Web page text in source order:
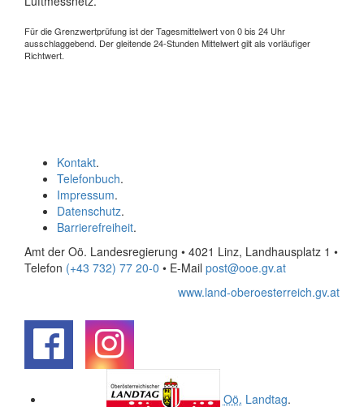
Für die Grenzwertprüfung ist der Tagesmittelwert von 0 bis 24 Uhr
ausschlaggebend. Der gleitende 24-Stunden Mittelwert gilt als vorläufiger
Richtwert.
Kontakt.
Telefonbuch.
Impressum.
Datenschutz.
Barrierefreiheit.
Amt der Oö. Landesregierung • 4021 Linz, Landhausplatz 1 •
Telefon (+43 732) 77 20-0 • E-Mail post@ooe.gv.at
www.land-oberoesterreich.gv.at
Oö. Landtag.